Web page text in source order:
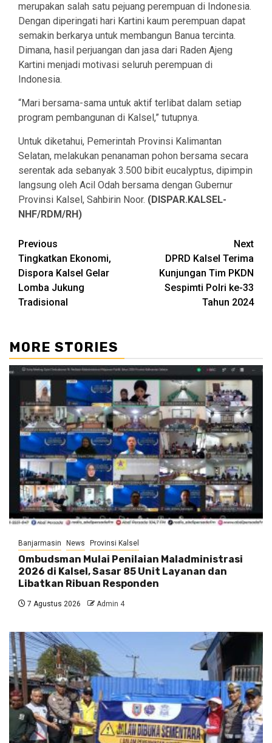
merupakan salah satu pejuang perempuan di Indonesia.
Dengan diperingati hari Kartini kaum perempuan dapat
semakin berkarya untuk membangun Banua tercinta.
Dimana, hasil perjuangan dan jasa dari Raden Ajeng
Kartini menjadi motivasi seluruh perempuan di
Indonesia.
“Mari bersama-sama untuk aktif terlibat dalam setiap
program pembangunan di Kalsel,” tutupnya.
Untuk diketahui, Pemerintah Provinsi Kalimantan
Selatan, melakukan penanaman pohon bersama secara
serentak ada sebanyak 3.500 bibit eucalyptus, dipimpin
langsung oleh Acil Odah bersama dengan Gubernur
Provinsi Kalsel, Sahbirin Noor. (DISPAR.KALSEL-
NHF/RDM/RH)
Continue
Reading
Previous
Tingkatkan Ekonomi,
Dispora Kalsel Gelar
Lomba Jukung
Tradisional
Next
DPRD Kalsel Terima
Kunjungan Tim PKDN
Sespimti Polri ke-33
Tahun 2024
MORE STORIES
Banjarmasin News Provinsi Kalsel
Ombudsman Mulai Penilaian Maladministrasi
2026 di Kalsel, Sasar 85 Unit Layanan dan
Libatkan Ribuan Responden
7 Agustus 2026 Admin 4